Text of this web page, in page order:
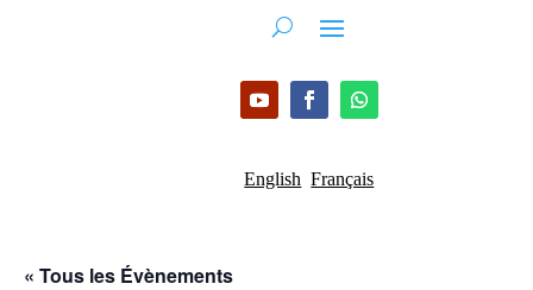
English Français
« Tous les Évènements